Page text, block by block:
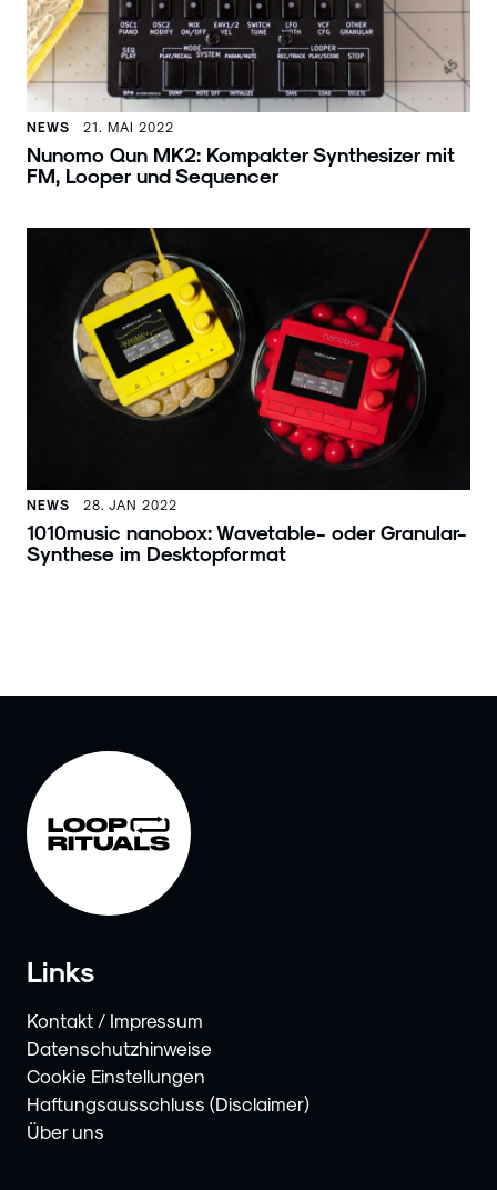
NEWS 21. MAI 2022
Nunomo Qun MK2: Kompakter Synthesizer mit
FM, Looper und Sequencer
NEWS 28. JAN 2022
1010music nanobox: Wavetable- oder Granular-
Synthese im Desktopformat
Links
Kontakt / Impressum
Datenschutzhinweise
Cookie Einstellungen
Haftungsausschluss (Disclaimer)
Über uns